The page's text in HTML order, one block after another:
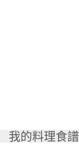
我的料理食譜